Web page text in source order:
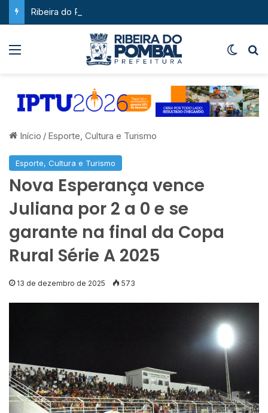
Início / Esporte, Cultura e Turismo
Esporte, Cultura e Turismo
Nova Esperança vence
Juliana por 2 a 0 e se
garante na final da Copa
Rural Série A 2025
13 de dezembro de 2025 573